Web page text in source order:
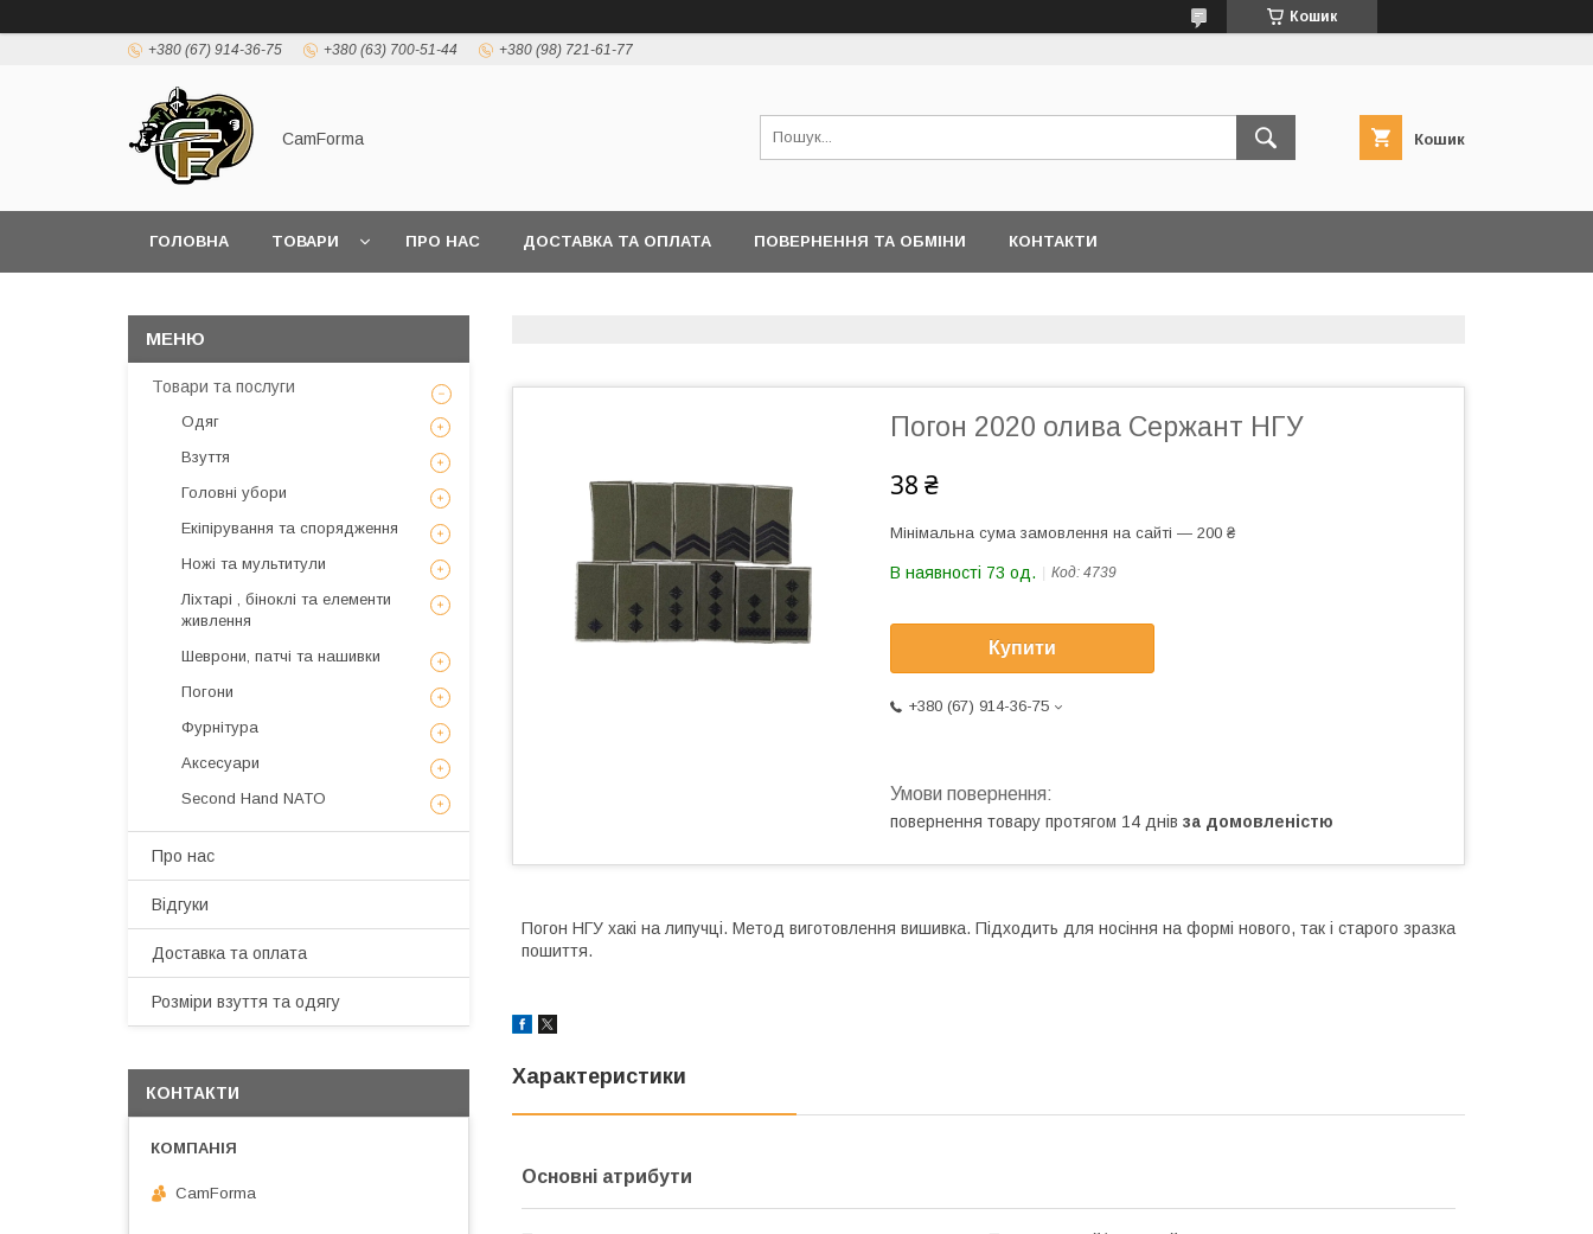
Кошик
+380 (67) 914-36-75 +380 (63) 700-51-44 +380 (98) 721-61-77
CamForma Кошик
ГОЛОВНА ТОВАРИ ПРО НАС ДОСТАВКА ТА ОПЛАТА ПОВЕРНЕННЯ ТА ОБМІНИ КОНТАКТИ
Погон 2020 олива Сержант НГУ
38 ₴
Мінімальна сума замовлення на сайті — 200 ₴
В наявності 73 од. Код: 4739
Купити
+380 (67) 914-36-75
повернення товару протягом 14 днів за домовленістю
Погон НГУ хакі на липучці. Метод виготовлення вишивка. Підходить для носіння на формі нового, так і старого зразка
пошиття.
Характеристики
Основні атрибути
Товари та послуги
Одяг
Взуття
Головні убори
Екіпірування та спорядження
Ножі та мультитули
Ліхтарі , біноклі та елементи
живлення
Шеврони, патчі та нашивки
Погони
Фурнітура
Аксесуари
Second Hand NATO
Про нас
Відгуки
Доставка та оплата
Розміри взуття та одягу
КОНТАКТИ
CamForma